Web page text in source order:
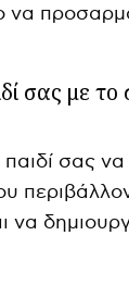
να
σας με το
σας να
να